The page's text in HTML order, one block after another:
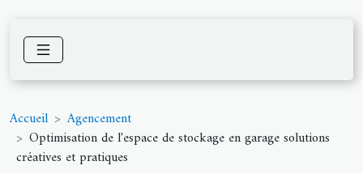
Accueil
Agencement
Optimisation de l'espace de stockage en garage solutions
créatives et pratiques